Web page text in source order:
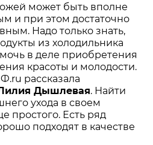
может быть вполне
и при этом достаточно
Надо только знать,
из холодильника
в деле приобретения
красоты и молодости.
рассказала
Дышлевая. Найти
ухода в своем
простого. Есть ряд
подходят в качестве